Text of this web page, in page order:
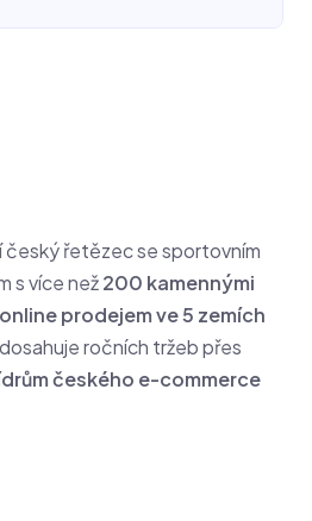
český řetězec se sportovním
s více než200 kamennými
prodejem ve 5 zemích
ročních tržeb přes
českého e-commerce